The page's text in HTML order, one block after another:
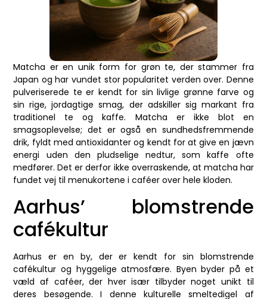
Matcha er en unik form for grøn te, der stammer fra
Japan og har vundet stor popularitet verden over. Denne
pulveriserede te er kendt for sin livlige grønne farve og
sin rige, jordagtige smag, der adskiller sig markant fra
traditionel te og kaffe. Matcha er ikke blot en
smagsoplevelse; det er også en sundhedsfremmende
drik, fyldt med antioxidanter og kendt for at give en jævn
energi uden den pludselige nedtur, som kaffe ofte
medfører. Det er derfor ikke overraskende, at matcha har
fundet vej til menukortene i caféer over hele kloden.
Aarhus’ blomstrende
cafékultur
Aarhus er en by, der er kendt for sin blomstrende
cafékultur og hyggelige atmosfære. Byen byder på et
væld af caféer, der hver især tilbyder noget unikt til
deres besøgende. I denne kulturelle smeltedigel af